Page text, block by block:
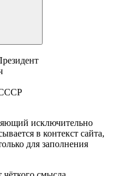
исключительно
в контекст сайта,
для заполнения